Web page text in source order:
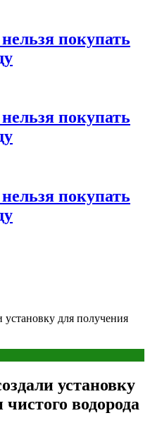
покупать
покупать
покупать
установку для получения
установку
водорода